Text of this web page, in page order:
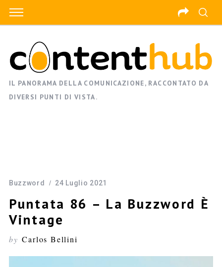
IL PANORAMA DELLA COMUNICAZIONE, RACCONTATO DA
DIVERSI PUNTI DI VISTA.
Buzzword 24 Luglio 2021
Puntata 86 – La Buzzword È
Vintage
by Carlos Bellini